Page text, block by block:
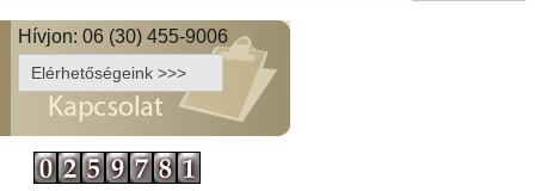
Hívjon: 06 (30) 455-9006
Elérhetőségeink >>>